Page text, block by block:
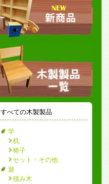
すべての木製製品
学
机
椅子
セット・その他
遊
積み木